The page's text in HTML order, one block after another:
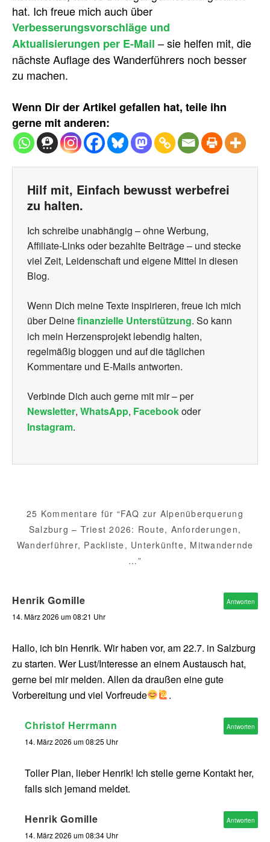
hat. Ich freue mich auch über
Verbesserungsvorschläge und
Aktualisierungen per E-Mail – sie helfen mit, die
nächste Auflage des Wanderführers noch besser
zu machen.
Wenn Dir der Artikel gefallen hat, teile ihn
gerne mit anderen:
Hilf mit, Einfach bewusst werbefrei
zu halten.
Ich schreibe unabhängig – ohne Werbung,
Affiliate-Links oder bezahlte Beiträge – und stecke
viel Zeit, Leidenschaft und eigene Mittel in diesen
Blog.
Wenn Dich meine Texte inspirieren, freue ich mich
über Deinefinanzielle Unterstützung. So kann
ich mein Herzensprojekt lebendig halten,
regelmäßig bloggen und auf die täglichen
Kommentare und E-Mails antworten.
Verbinde Dich auch gerne mit mir – per
Newsletter, WhatsApp, Facebookoder
Instagram.
25 Kommentare für “FAQ zur Alpenüberquerung
Salzburg – Triest 2026: Route, Anforderungen,
Wanderführer, Packliste, Unterkünfte, Mitwandernde
…”
Henrik Gomille
14. März 2026 um 08:21 Uhr
Hallo, ich bin Henrik. Wir haben vor, am 22.7. in Salzburg
zu starten. Wer Lust/Interesse an einem Austausch hat,
gerne bei mir melden. Allen da draußen eine gute
Vorbereitung und viel Vorfreude
.
Antworten
Christof Herrmann
14. März 2026 um 08:25 Uhr
Toller Plan, lieber Henrik! Ich stelle gerne Kontakt her,
falls sich jemand meldet.
Antworten
Henrik Gomille
14. März 2026 um 08:34 Uhr
Antworten